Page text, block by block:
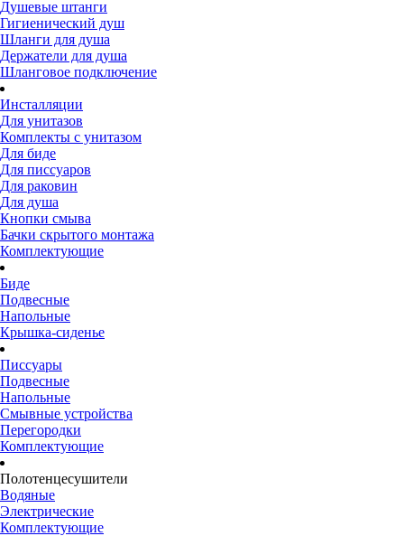
Душевые штанги
Гигиенический душ
Шланги для душа
Держатели для душа
Шланговое подключение
Инсталляции
Для унитазов
Комплекты с унитазом
Для биде
Для писсуаров
Для раковин
Для душа
Кнопки смыва
Бачки скрытого монтажа
Комплектующие
Биде
Подвесные
Напольные
Крышка-сиденье
Писсуары
Подвесные
Напольные
Смывные устройства
Перегородки
Комплектующие
Полотенцесушители
Водяные
Электрические
Комплектующие